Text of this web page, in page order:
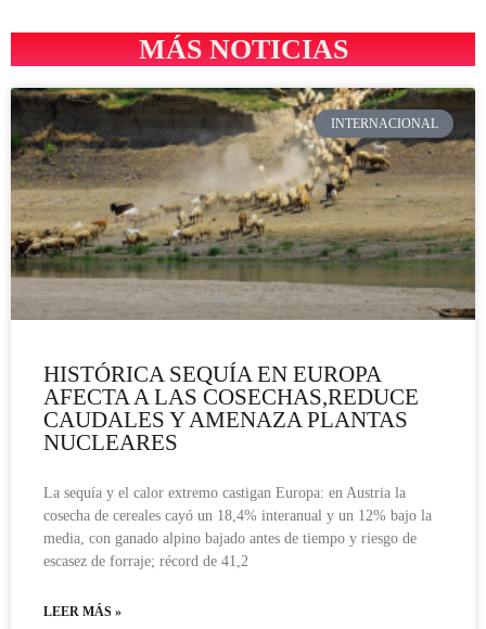
MÁS NOTICIAS
INTERNACIONAL
HISTÓRICA SEQUÍA EN EUROPA
AFECTA A LAS COSECHAS,REDUCE
CAUDALES Y AMENAZA PLANTAS
NUCLEARES
La sequía y el calor extremo castigan Europa: en Austria la
cosecha de cereales cayó un 18,4% interanual y un 12% bajo la
media, con ganado alpino bajado antes de tiempo y riesgo de
escasez de forraje; récord de 41,2
LEER MÁS »